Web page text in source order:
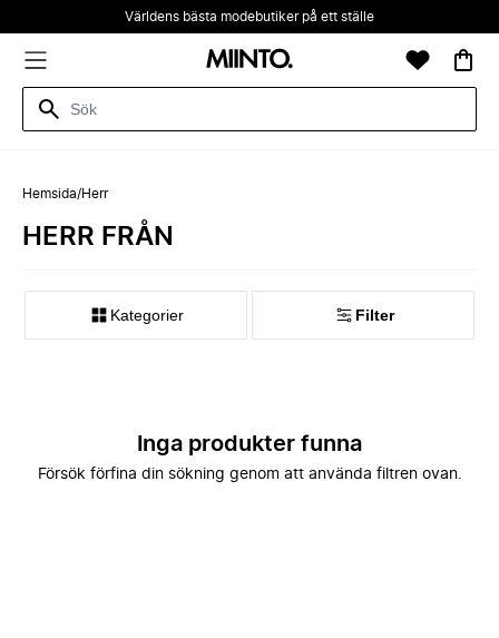
Världens bästa modebutiker på ett ställe
Hemsida/Herr
HERR FRÅN
Kategorier Filter
Inga produkter funna
Försök förfina din sökning genom att använda filtren ovan.